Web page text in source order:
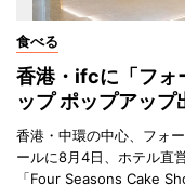
食べる
香港・ifcに「フォ
ップ ポップアップ
香港・中環の中心、フォ
ールに8月4日、ホテル直
「Four Seasons Cake